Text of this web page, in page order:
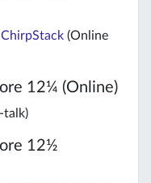
(Online
12¼ (Online)
talk)
12½